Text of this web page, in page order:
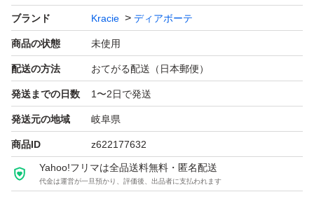
ブランド Kracie ディアボーテ
商品の状態 未使用
配送の方法 おてがる配送（日本郵便）
発送までの日数 1〜2日で発送
発送元の地域 岐阜県
商品ID z622177632
Yahoo!フリマは全品送料無料・匿名配送
代金は運営が一旦預かり、評価後、出品者に支払われます